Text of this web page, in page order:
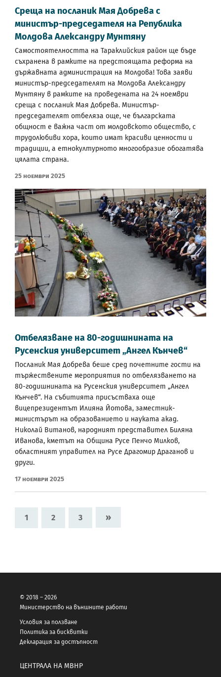
Среща на посланик Мая Добрева с
министър-председателя на Република
Молдова Александру Мунтяну
Самостоятелността на Тараклийския район ще бъде
съхранена в рамките на предстоящата реформа на
държавната администрация на Молдова! Това заяви
министър-председателят на Молдова Александру
Мунтяну в рамките на проведената на 24 ноември
среща с посланик Мая Добрева. Министър-
председателят отбеляза още, че българската
общност е важна част от молдовското общество, с
трудолюбиви хора, които имат красиви ценности и
традиции, а етнокултурното многообразие обогатява
цялата страна.
25 Ноември 2025
Отбелязване на 80-годишнината на
Русенския университет „Ангел Кънчев“
Посланик Мая Добрева беше сред почетните гости на
тържествените мероприятия по отбелязването на
80-годишнината на Русенския университет „Ангел
Кънчев“. На събитията присъстваха още
вицепрезидентът Илияна Йотова, заместник-
министърът на образованието и науката акад.
Николай Витанов, народният представител Биляна
Иванова, кметът на Община Русе Пенчо Милков,
областният управител на Русе Драгомир Драганов и
други.
17 Ноември 2025
1 2 3 »
© 2018 – 2026
Министерство на външните работи
Условия за ползване
Политика за бисквитки
Декларация за достъпност
ЦЕНТРАЛА НА МВНР